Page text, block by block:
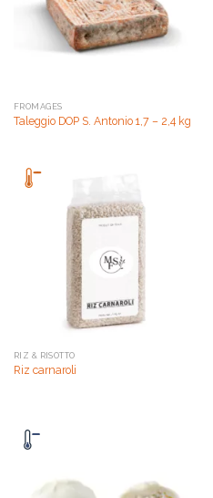
FROMAGES
Taleggio DOP S. Antonio 1,7 – 2,4 kg
RIZ & RISOTTO
Riz carnaroli